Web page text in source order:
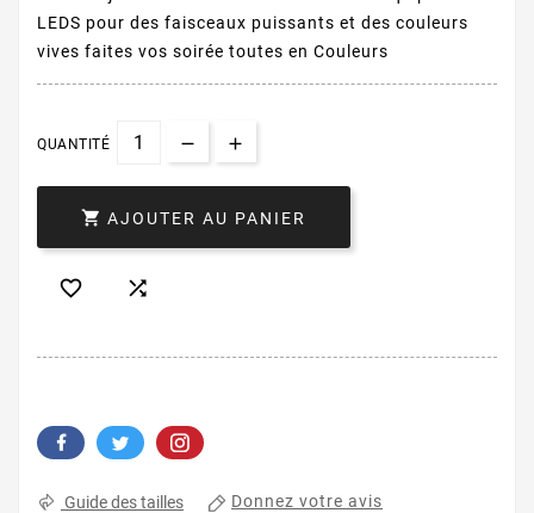
LEDS pour des faisceaux puissants et des couleurs
vives faites vos soirée toutes en Couleurs
QUANTITÉ
 AJOUTER AU PANIER
 
Guide des tailles Donnez votre avis